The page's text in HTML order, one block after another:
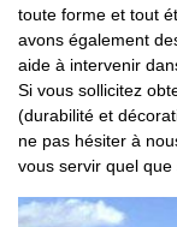
toute forme et tout
avons également
aide à intervenir
Si vous sollicitez
(durabilité et
ne pas hésiter à
vous servir quel que